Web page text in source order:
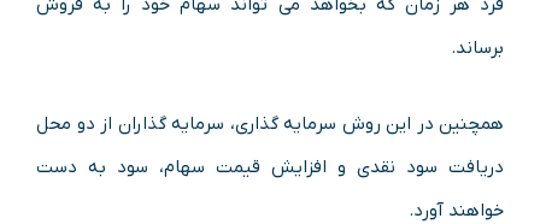
فرد هر زمان که بخواهد می تواند سهام خود را به فروش
برساند.
همچنین در این روش سرمایه گذاری، سرمایه گذاران از دو محل
دریافت سود نقدی و افزایش قیمت سهام، سود به دست
خواهند آورد.